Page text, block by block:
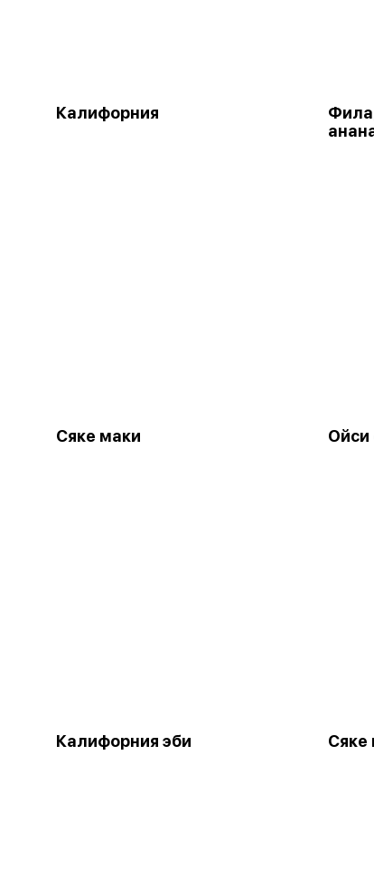
Калифорния
Сяке маки Ойси
Калифорния эби Сяке